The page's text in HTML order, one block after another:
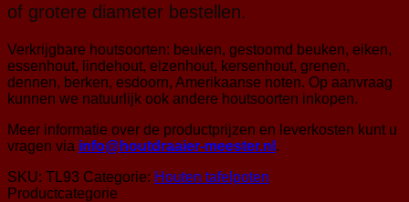
of grotere diameter bestellen.
Verkrijgbare houtsoorten: beuken, gestoomd beuken, eiken,
essenhout, lindehout, elzenhout, kersenhout, grenen,
dennen, berken, esdoorn, Amerikaanse noten. Op aanvraag
kunnen we natuurlijk ook andere houtsoorten inkopen.
Meer informatie over de productprijzen en leverkosten kunt u
vragen via info@houtdraaier-meester.nl .
SKU: TL93 Categorie: Houten tafelpoten
Productcategorie